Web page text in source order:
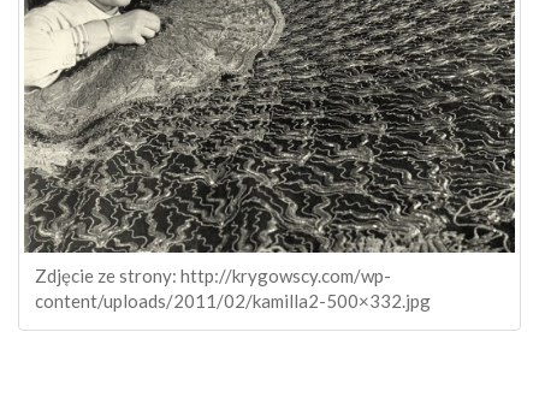
Zdjęcie ze strony: http://krygowscy.com/wp-
content/uploads/2011/02/kamilla2-500×332.jpg